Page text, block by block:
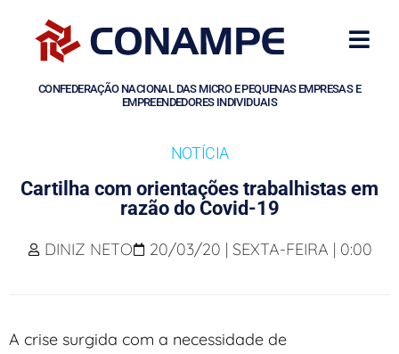
CONFEDERAÇÃO NACIONAL DAS MICRO E PEQUENAS EMPRESAS E
EMPREENDEDORES INDIVIDUAIS
NOTÍCIA
Cartilha com orientações trabalhistas em
razão do Covid-19
DINIZ NETO 20/03/20 | SEXTA-FEIRA | 0:00
A crise surgida com a necessidade de